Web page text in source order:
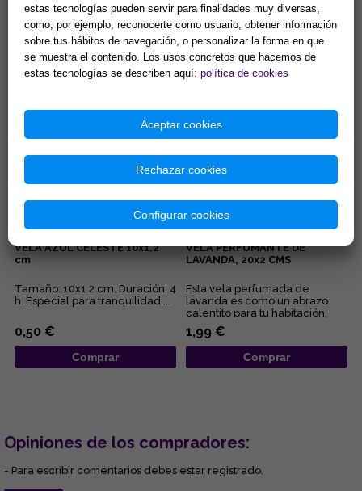
20x2 CMS
La fragancia de miel favorece
el amor, la unión, el
endulzamiento y la
comunicación....
1,99 €
NEGRO PARA VELAS 2 CM
DIAMETRO
Portavelas metálico y negro
para velas 2 cm. diámetro. El
soporte de la vela es
representativo del
2,90 €
VELA AZUL CELESTE 10x1,2
cm
Tamaño: 10x1.2 cm. Duración: 4
h. Especial para tranquilidad....
0,50 €
Comprar
VELA PERFUMANTE DE
LAVANDA, 20x2 CMS
Esta vela perfumada de
lavanda es como un abrazo
calentito para tu habitación,
perfecto para desconectar y
rel...
1,99 €
Comprar
Opiniones de los compradores:
- Para escribir comentarios debes estar registrado.
estas tecnologías pueden servir para finalidades muy diversas,
como, por ejemplo, reconocerte como usuario, obtener información
sobre tus hábitos de navegación, o personalizar la forma en que
se muestra el contenido. Los usos concretos que hacemos de
estas tecnologías se describen aquí: política de cookies
Aceptar cookies
Rechazar cookies
Configurar cookies